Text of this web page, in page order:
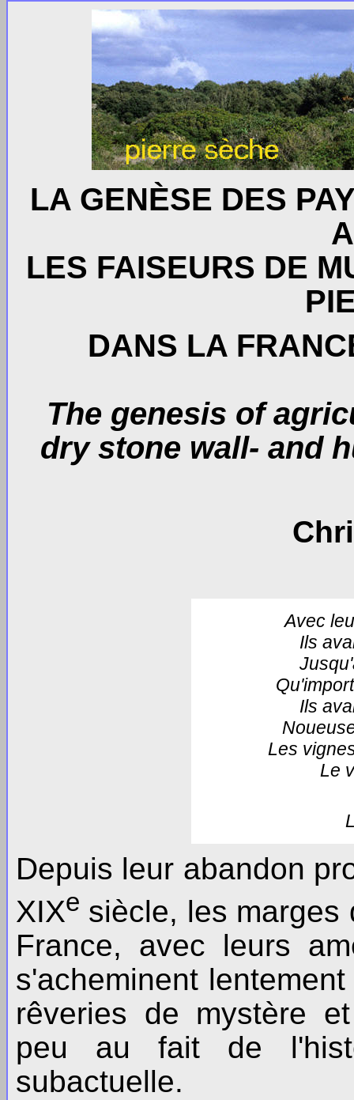
LA GENÈSE DES
LES FAISEURS DE
DANS LA
The genesis of
dry stone wall- and
Avec
Ils
Ils
Les
Le
Depuis leur abandon
XIXe siècle, les marges
France, avec leurs
s'acheminent
rêveries de mystère
peu au fait de
subactuelle.